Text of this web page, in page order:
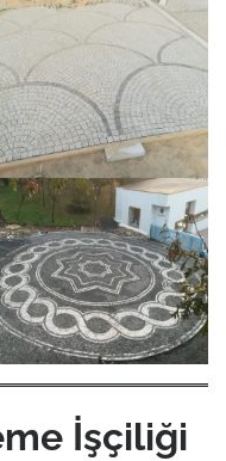
İşçiliği